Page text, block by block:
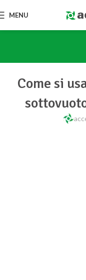
MENU
Come si